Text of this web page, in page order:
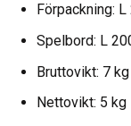
Förpackning:
Spelbord: L
Bruttovikt: 7 kg
Nettovikt: 5 kg